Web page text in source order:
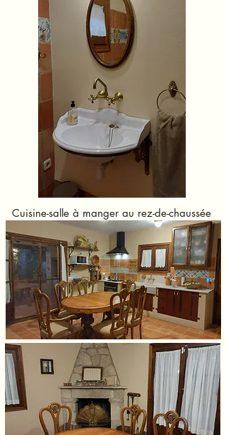
Cuisine-salle à manger au rez-de-chaussée